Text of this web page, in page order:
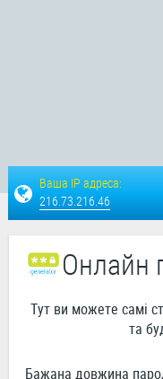
Ваша IP адреса:
216.73.216.46
Онлайн
Тут ви можете самі
та
Бажана довжина